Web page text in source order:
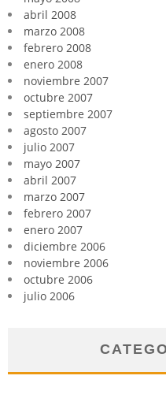
abril 2008
marzo 2008
febrero 2008
enero 2008
noviembre 2007
octubre 2007
septiembre 2007
agosto 2007
julio 2007
mayo 2007
abril 2007
marzo 2007
febrero 2007
enero 2007
diciembre 2006
noviembre 2006
octubre 2006
julio 2006